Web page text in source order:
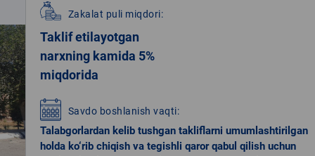
Zakalat puli miqdori:
Taklif etilayotgan
narxning kamida 5%
miqdorida
Savdo boshlanish vaqti:
Talabgorlardan kelib tushgan takliflarni umumlashtirilgan
holda ko‘rib chiqish va tegishli qaror qabul qilish uchun